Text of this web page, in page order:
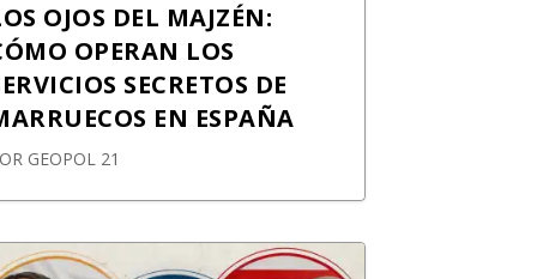
OJOS DEL MAJZÉN:
OPERAN LOS
SECRETOS DE
EN ESPAÑA
GEOPOL 21